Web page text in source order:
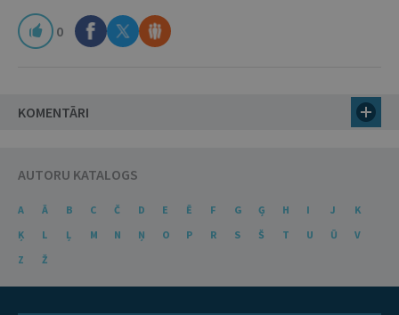
0
KOMENTĀRI
AUTORU KATALOGS
A Ā B C Č D E Ē F G Ģ H I J
K
Ķ
L Ļ M N Ņ O P R S Š T U Ū
V
Z
Ž